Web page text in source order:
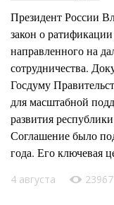
Президент России
закон о
направленного на
сотрудничества.
Госдуму
для масштабной
развития
Соглашение было
года. Его ключевая
4 августа 23967